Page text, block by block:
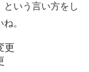
という言い方をし
。
更